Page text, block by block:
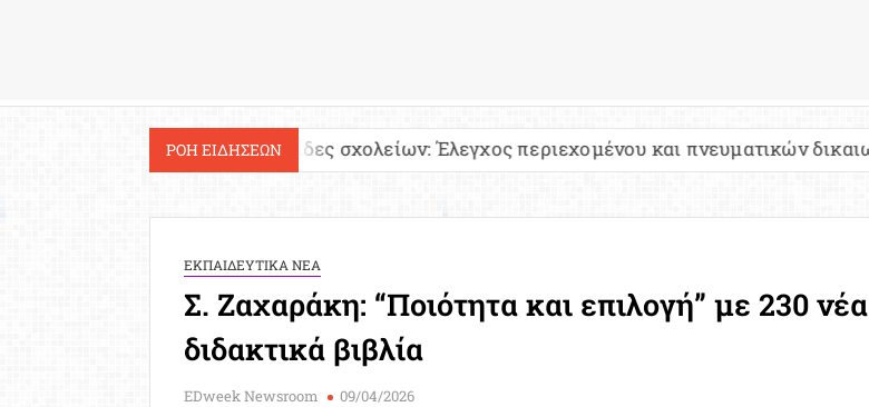
ΡΟΗ ΕΙΔΗΣΕΩΝ
Ιστοσελίδες σχολείων: Έλεγχος περιεχομένου και πνευματικών δικαιωμάτων
ΕΚΠΑΙΔΕΥΤΙΚΑ ΝΕΑ
Σ. Ζαχαράκη: “Ποιότητα και επιλογή” με 230 νέα
διδακτικά βιβλία
EDweek Newsroom 09/04/2026